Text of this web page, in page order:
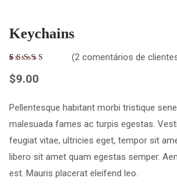
Keychains
1 (2 comentários de
$9.00
Pellentesque habitant morbi tristique
malesuada fames ac turpis egestas.
feugiat vitae, ultricies eget, tempor sit
libero sit amet quam egestas semper.
est. Mauris placerat eleifend leo.